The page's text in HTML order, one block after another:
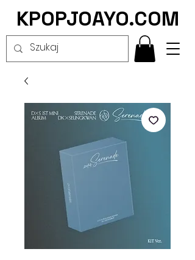
KPOPJOAYO.COM